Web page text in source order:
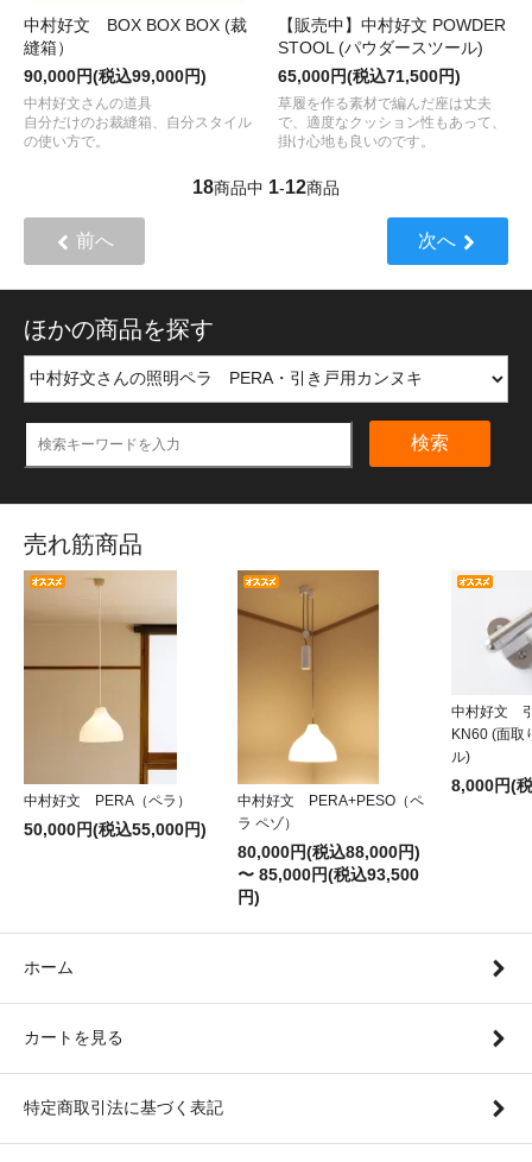
中村好文 BOX BOX BOX (裁
縫箱）
90,000円(税込99,000円)
中村好文さんの道具
自分だけのお裁縫箱、自分スタイル
の使い方で。
【販売中】中村好文 POWDER
STOOL (パウダースツール)
65,000円(税込71,500円)
草履を作る素材で編んだ座は丈夫
で、適度なクッション性もあって、
掛け心地も良いのです。
18商品中 1-12商品
前へ 次へ
ほかの商品を探す
検索
売れ筋商品
中村好文 PERA（ペラ）
50,000円(税込55,000円)
中村好文 PERA+PESO（ペ
ラ ペゾ）
80,000円(税込88,000円)
〜 85,000円(税込93,500
円)
中村好文
KN60 (面取
ル)
8,000円(
ホーム
カートを見る
特定商取引法に基づく表記